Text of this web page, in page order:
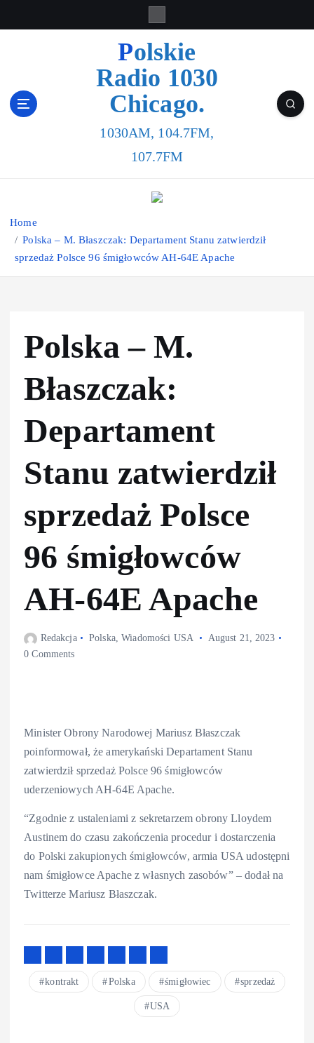
Polskie
Radio 1030
Chicago.
1030AM, 104.7FM,
107.7FM
Home
Polska – M. Błaszczak: Departament Stanu zatwierdził
sprzedaż Polsce 96 śmigłowców AH-64E Apache
Polska – M.
Błaszczak:
Departament
Stanu zatwierdził
sprzedaż Polsce
96 śmigłowców
AH-64E Apache
Redakcja Polska,Wiadomości USA
August 21, 2023
0 Comments
Minister Obrony Narodowej Mariusz Błaszczak
poinformował, że amerykański Departament Stanu
zatwierdził sprzedaż Polsce 96 śmigłowców
uderzeniowych AH-64E Apache.
“Zgodnie z ustaleniami z sekretarzem obrony Lloydem
Austinem do czasu zakończenia procedur i dostarczenia
do Polski zakupionych śmigłowców, armia USA udostępni
nam śmigłowce Apache z własnych zasobów” – dodał na
Twitterze Mariusz Błaszczak.
kontrakt Polska śmigłowiec sprzedaż
USA